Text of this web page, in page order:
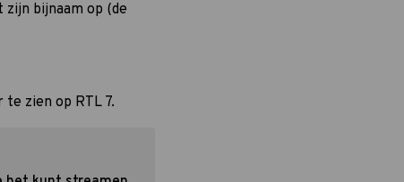
bijnaam op (de
te zien op RTL 7.